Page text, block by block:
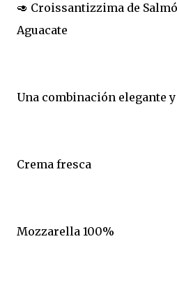
🥑 Croissantizzima de
Aguacate
Una combinación elegante
Crema fresca
Mozzarella 100%